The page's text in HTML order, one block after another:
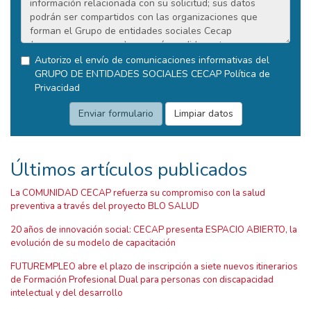
Autorizo el envío de comunicaciones informativas del
GRUPO DE ENTIDADES SOCIALES CECAP Política de
Privacidad
Últimos artículos publicados
La COMUNIDAD CECAP refuerza su compromiso con la salud
preventiva a través del proyecto BLO SALUD
20 años de innovación social: CECAP presenta ESPACIO ABIERTO, la
evolución de su modelo de capacitación
FUTUREMPLEO abre el plazo de inscripción a siete nuevos itinerarios
de Formación Profesional Dual para personas con discapacidad
intelectual y del desarrollo